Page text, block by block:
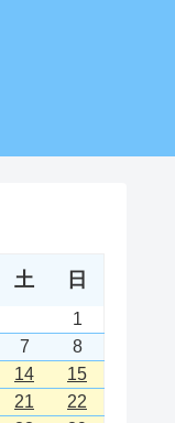
土 日
1
7
8
14
15
21
22